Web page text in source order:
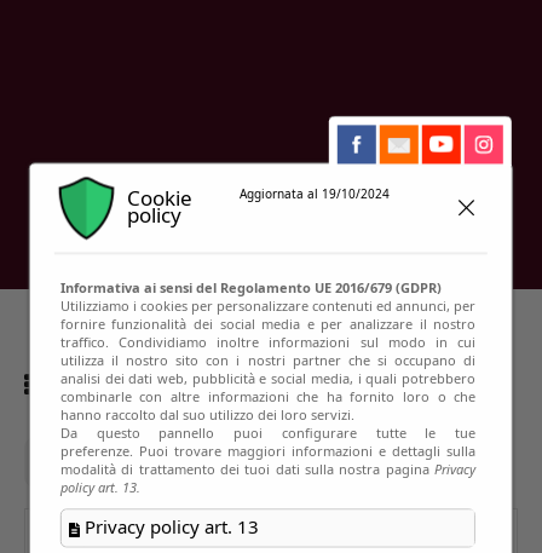
Showing all 13 results
La pasta
Cerca
Cookie
policy
Aggiornata al 19/10/2024
Informativa ai sensi del Regolamento UE 2016/679 (GDPR)
Utilizziamo i cookies per personalizzare contenuti ed annunci, per
fornire funzionalità dei social media e per analizzare il nostro
traffico. Condividiamo inoltre informazioni sul modo in cui
utilizza il nostro sito con i nostri partner che si occupano di
analisi dei dati web, pubblicità e social media, i quali potrebbero
combinarle con altre informazioni che ha fornito loro o che
hanno raccolto dal suo utilizzo dei loro servizi.
Da questo pannello puoi configurare tutte le tue
preferenze. Puoi trovare maggiori informazioni e dettagli sulla
modalità di trattamento dei tuoi dati sulla nostra paginaPrivacy
policy art. 13.
Privacy policy art. 13